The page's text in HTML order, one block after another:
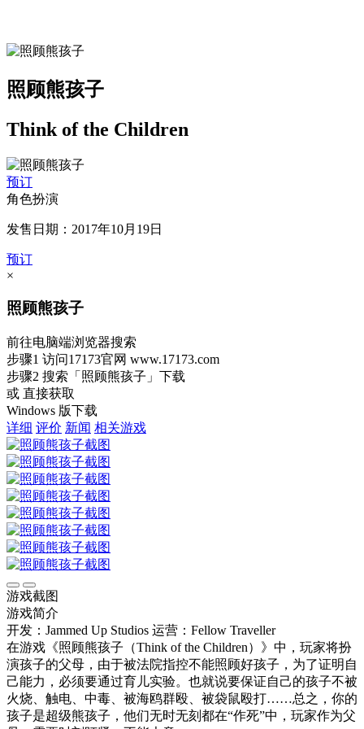
照顾熊孩子
Think of the Children
预订
角色扮演
发售日期：2017年10月19日
预订
×
照顾熊孩子
前往电脑端浏览器搜索
步骤1 访问17173官网 www.17173.com
步骤2 搜索 「照顾熊孩子」 下载
或 直接获取
Windows 版下载
详细 评价 新闻 相关游戏
游戏截图
游戏简介
开发：Jammed Up Studios 运营：Fellow Traveller
在游戏《照顾熊孩子（Think of the Children）》中，玩家将扮
演孩子的父母，由于被法院指控不能照顾好孩子，为了证明自
己能力，必须要通过育儿实验。也就说要保证自己的孩子不被
火烧、触电、中毒、被海鸥群殴、被袋鼠殴打……总之，你的
孩子是超级熊孩子，他们无时无刻都在“作死”中，玩家作为父